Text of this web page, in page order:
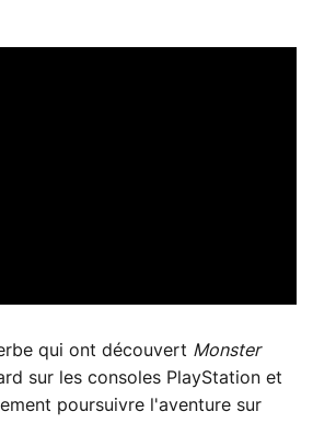
qui ont découvert Monster
sur les consoles PlayStation et
poursuivre l'aventure sur